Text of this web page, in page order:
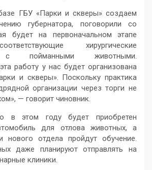
ГБУ «Парки и скверы» создаем
губернатора, поговорили со
будет на первоначальном этапе
хирургические
с пойманными животными.
работу у нас будет организована
и скверы». Поскольку практика
организации через торги не
— говорит чиновник.
в этом году будет приобретен
для отлова животных, а
нового отдела пройдут обучение.
даже планируют отправлять на
клиники.